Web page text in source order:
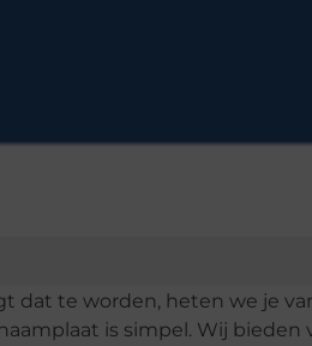
dat te worden, heten we je
is simpel. Wij bieden